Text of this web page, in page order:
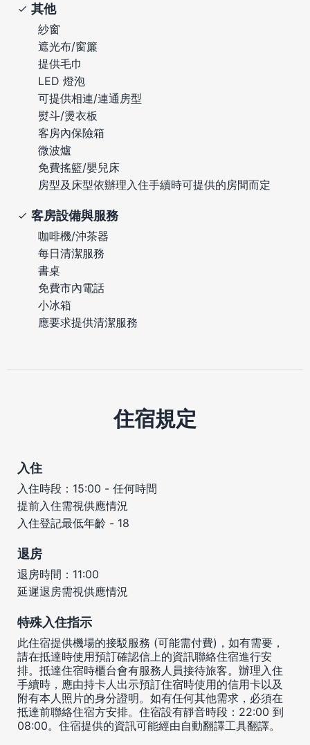
其他
紗窗
遮光布/窗簾
提供毛巾
LED 燈泡
可提供相連/連通房型
熨斗/燙衣板
客房內保險箱
微波爐
免費搖籃/嬰兒床
房型及床型依辦理入住手續時可提供的房間而定
客房設備與服務
咖啡機/沖茶器
每日清潔服務
書桌
免費市內電話
小冰箱
應要求提供清潔服務
住宿規定
入住
入住時段：15:00 - 任何時間
提前入住需視供應情況
入住登記最低年齡 - 18
退房
退房時間：11:00
延遲退房需視供應情況
特殊入住指示
此住宿提供機場的接駁服務 (可能需付費)，如有需要，
請在抵達時使用預訂確認信上的資訊聯絡住宿進行安
排。抵達住宿時櫃台會有服務人員接待旅客。辦理入住
手續時，應由持卡人出示預訂住宿時使用的信用卡以及
附有本人照片的身分證明。如有任何其他需求，必須在
抵達前聯絡住宿方安排。住宿設有靜音時段：22:00 到
08:00。住宿提供的資訊可能經由自動翻譯工具翻譯。